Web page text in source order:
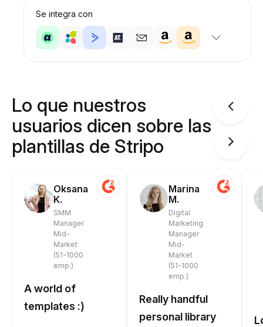
Se integra con
Lo que nuestros
usuarios dicen sobre las
plantillas de Stripo
Oksana
K.
SMM
Manager
Mid-
Market
(51-1000
emp.)
A world of
templates :)
Marina
M.
Digital
Marketing
Manager
Mid-
Market
(51-1000
emp.)
Really handful
personal library